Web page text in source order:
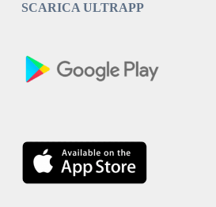
SCARICA ULTRAPP